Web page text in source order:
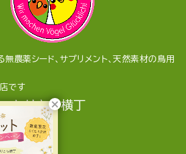
農薬シード、サプリメント、天然素材の鳥用
です
とりきち横丁